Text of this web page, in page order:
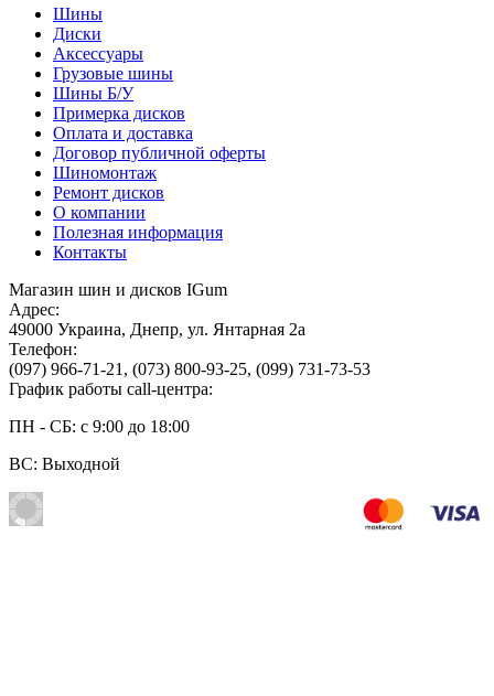
Шины
Диски
Аксессуары
Грузовые шины
Шины Б/У
Примерка дисков
Оплата и доставка
Договор публичной оферты
Шиномонтаж
Ремонт дисков
О компании
Полезная информация
Контакты
Магазин шин и дисков IGum
Адрес:
49000 Украина, Днепр, ул. Янтарная 2а
Телефон:
(097) 966-71-21 , (073) 800-93-25, (099) 731-73-53
График работы call-центра:
ПН - СБ: с 9:00 до 18:00
ВС: Выходной